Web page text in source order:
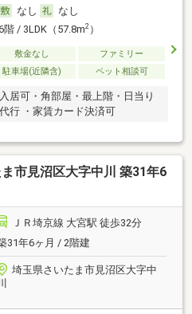
なし
なし
階 / 3LDK（57.8m2）
敷金なし
ファミリー
駐車場(近隣含) ペット相談可
居可・角部屋・最上階・日当り
行 ・家賃カード決済可
市見沼区大字中川 築31年6
ＪＲ埼京線 大宮駅 徒歩32分
31年6ヶ月 / 2階建
埼玉県さいたま市見沼区大字中